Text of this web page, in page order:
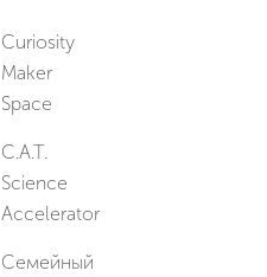
Curiosity
Maker
Space
C.A.T.
Science
Accelerator
Семейный